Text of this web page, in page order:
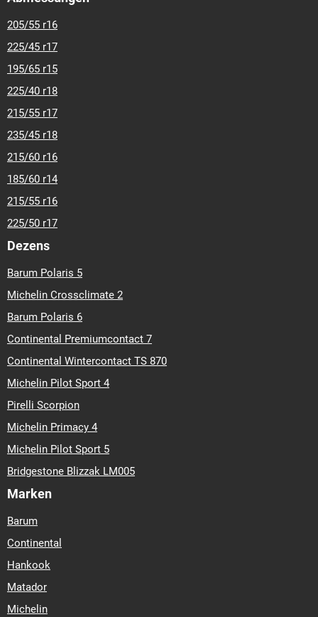
205/55 r16
225/45 r17
195/65 r15
225/40 r18
215/55 r17
235/45 r18
215/60 r16
185/60 r14
215/55 r16
225/50 r17
Dezens
Barum Polaris 5
Michelin Crossclimate 2
Barum Polaris 6
Continental Premiumcontact 7
Continental Wintercontact TS 870
Michelin Pilot Sport 4
Pirelli Scorpion
Michelin Primacy 4
Michelin Pilot Sport 5
Bridgestone Blizzak LM005
Marken
Barum
Continental
Hankook
Matador
Michelin